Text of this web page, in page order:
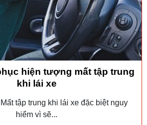
hiện tượng mất tập trung
khi lái xe
tập trung khi lái xe đặc biệt nguy
hiểm vì sẽ...